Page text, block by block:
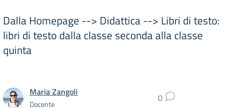
Dalla Homepage --> Didattica --> Libri di testo:
libri di testo dalla classe seconda alla classe
quinta
Maria Zangoli
Docente 0